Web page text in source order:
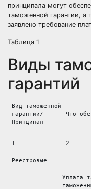
принципала могут
таможенной гарантии, а
заявлено требование
Таблица 1
Виды
гарантий
Вид таможенной
гарантии/
Принципал
Что
1 2
Реестровые
Уплата